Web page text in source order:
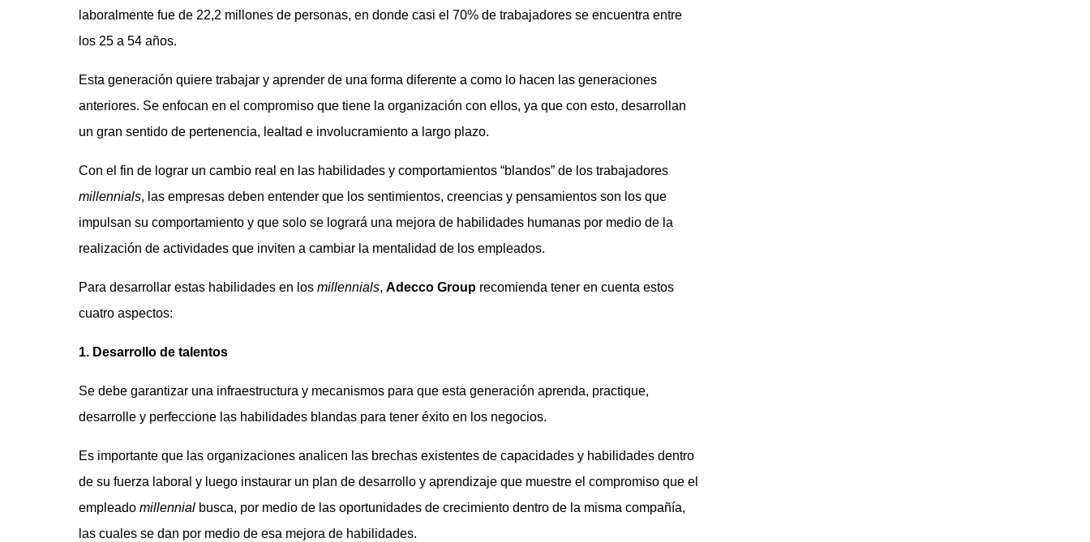
laboralmente fue de 22,2 millones de personas, en donde casi el 70% de trabajadores se encuentra entre
los 25 a 54 años.
Esta generación quiere trabajar y aprender de una forma diferente a como lo hacen las generaciones
anteriores. Se enfocan en el compromiso que tiene la organización con ellos, ya que con esto, desarrollan
un gran sentido de pertenencia, lealtad e involucramiento a largo plazo.
Con el fin de lograr un cambio real en las habilidades y comportamientos “blandos” de los trabajadores
millennials, las empresas deben entender que los sentimientos, creencias y pensamientos son los que
impulsan su comportamiento y que solo se logrará una mejora de habilidades humanas por medio de la
realización de actividades que inviten a cambiar la mentalidad de los empleados.
Para desarrollar estas habilidades en los millennials, Adecco Group recomienda tener en cuenta estos
cuatro aspectos:
1. Desarrollo de talentos
Se debe garantizar una infraestructura y mecanismos para que esta generación aprenda, practique,
desarrolle y perfeccione las habilidades blandas para tener éxito en los negocios.
Es importante que las organizaciones analicen las brechas existentes de capacidades y habilidades dentro
de su fuerza laboral y luego instaurar un plan de desarrollo y aprendizaje que muestre el compromiso que el
empleado millennial busca, por medio de las oportunidades de crecimiento dentro de la misma compañía,
las cuales se dan por medio de esa mejora de habilidades.